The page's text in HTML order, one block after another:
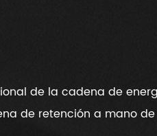
de la cadena de
de retención a mano